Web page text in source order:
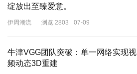
绽放出至臻爱意。
伊周潮流 浏览 2803 07-09
牛津VGG团队突破：单一网络实现视
频动态3D重建